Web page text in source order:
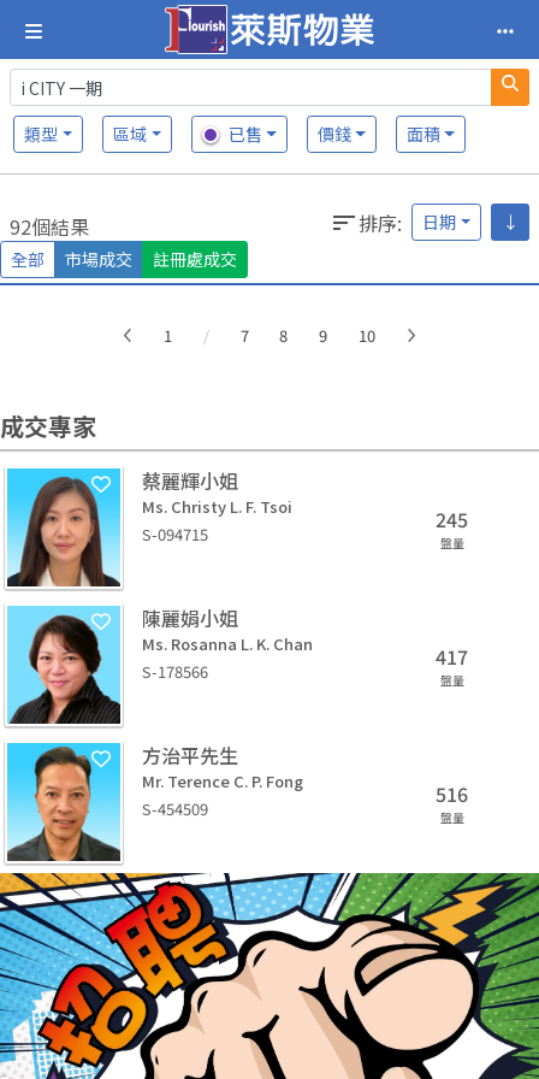
類型 區域 已售 價錢 面積
92個結果 排序: 日期
↓
全部
市場成交 註冊處成交
1 /More7 8 9 10
成交專家
蔡麗輝小姐
Ms. Christy L. F. Tsoi
S-094715
245
盤量
陳麗娟小姐
Ms. Rosanna L. K. Chan
S-178566
417
盤量
方治平先生
Mr. Terence C. P. Fong
S-454509
516
盤量